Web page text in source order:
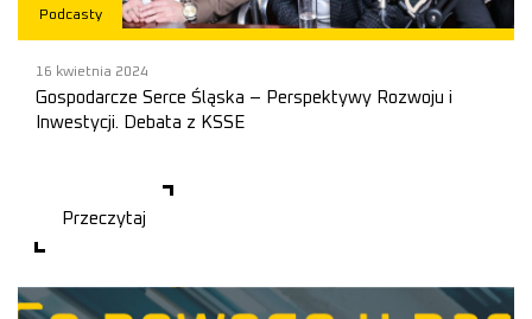
Podcasty
16 kwietnia 2024
Gospodarcze Serce Śląska – Perspektywy Rozwoju i
Inwestycji. Debata z KSSE
Przeczytaj